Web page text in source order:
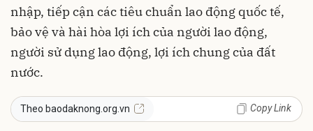
nhập, tiếp cận các tiêu chuẩn lao động quốc tế,
bảo vệ và hài hòa lợi ích của người lao động,
người sử dụng lao động, lợi ích chung của đất
nước.
Theo baodaknong.org.vn Copy Link